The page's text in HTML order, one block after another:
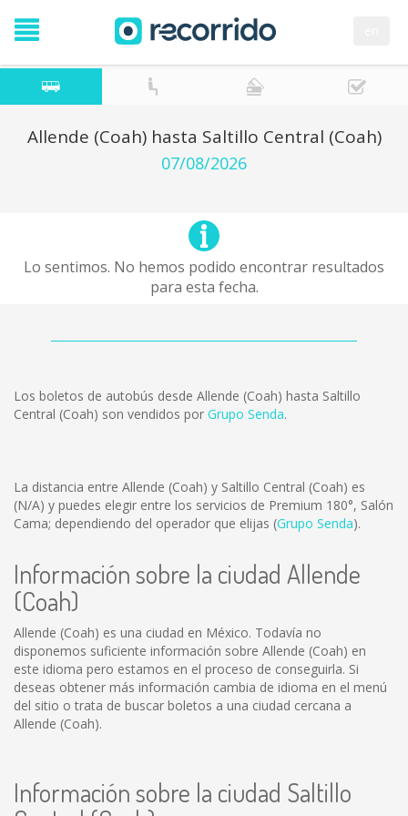
Allende (Coah) hasta Saltillo Central (Coah)
07/08/2026
Lo sentimos. No hemos podido encontrar resultados
para esta fecha.
Los boletos de autobús desde Allende (Coah) hasta Saltillo
Central (Coah) son vendidos por Grupo Senda.
La distancia entre Allende (Coah) y Saltillo Central (Coah) es
(N/A) y puedes elegir entre los servicios de Premium 180°, Salón
Cama; dependiendo del operador que elijas (Grupo Senda).
Información sobre la ciudad Allende
(Coah)
Allende (Coah) es una ciudad en México. Todavía no
disponemos suficiente información sobre Allende (Coah) en
este idioma pero estamos en el proceso de conseguirla. Si
deseas obtener más información cambia de idioma en el menú
del sitio o trata de buscar boletos a una ciudad cercana a
Allende (Coah).
Información sobre la ciudad Saltillo